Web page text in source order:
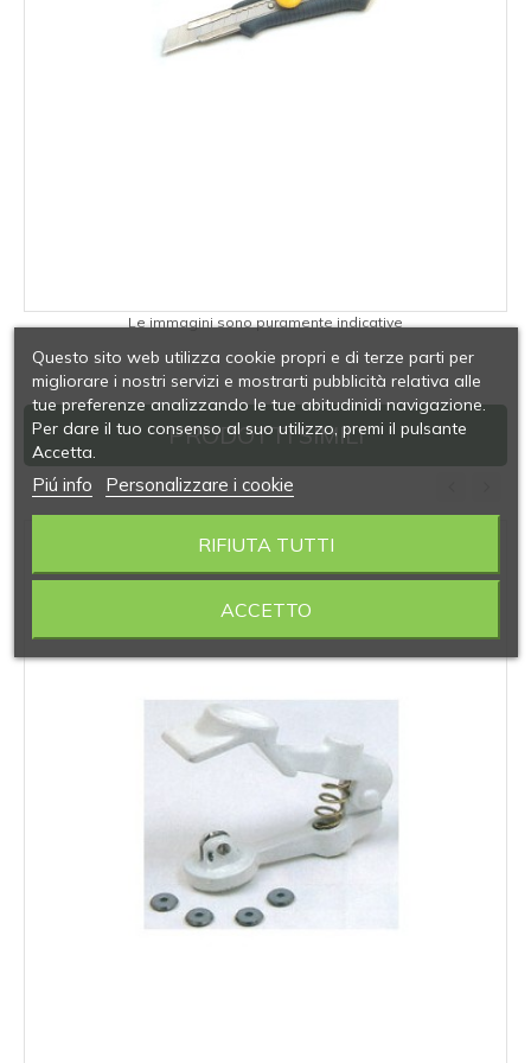
Le immagini sono puramente indicative
PRODOTTI SIMILI
‹ ›
Questo sito web utilizza cookie propri e di terze parti per
migliorare i nostri servizi e mostrarti pubblicità relativa alle
tue preferenze analizzando le tue abitudinidi navigazione.
Per dare il tuo consenso al suo utilizzo, premi il pulsante
Accetta.
Piú info Personalizzare i cookie
RIFIUTA TUTTI
ACCETTO